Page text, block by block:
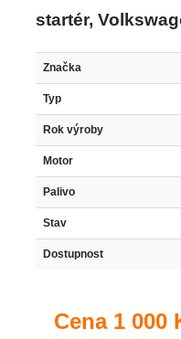
startér,
Značka
Typ
Rok výroby
Motor
Palivo
Stav
Dostupnost
Cena 1 000